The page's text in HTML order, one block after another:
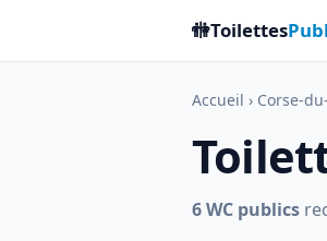
🚻Toilettes
Accueil › Corse-
6 WC publics